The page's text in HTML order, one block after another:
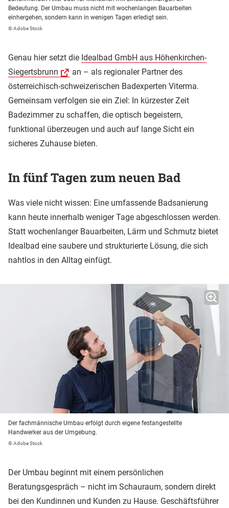
Bedeutung. Der Umbau muss nicht mit wochenlangen Bauarbeiten
einhergehen, sondern kann in wenigen Tagen erledigt sein.
© Adobe Stock
Genau hier setzt die Idealbad GmbH aus Höhenkirchen-
Siegertsbrunn
an – als regionaler Partner des
österreichisch-schweizerischen Badexperten Viterma.
Gemeinsam verfolgen sie ein Ziel: In kürzester Zeit
Badezimmer zu schaffen, die optisch begeistern,
funktional überzeugen und auch auf lange Sicht ein
sicheres Zuhause bieten.
In fünf Tagen zum neuen Bad
Was viele nicht wissen: Eine umfassende Badsanierung
kann heute innerhalb weniger Tage abgeschlossen werden.
Statt wochenlanger Bauarbeiten, Lärm und Schmutz bietet
Idealbad eine saubere und strukturierte Lösung, die sich
nahtlos in den Alltag einfügt.
Der fachmännische Umbau erfolgt durch eigene festangestellte
Handwerker aus der Umgebung.
© Adobe Stock
Der Umbau beginnt mit einem persönlichen
Beratungsgespräch – nicht im Schauraum, sondern direkt
bei den Kundinnen und Kunden zu Hause. Geschäftsführer